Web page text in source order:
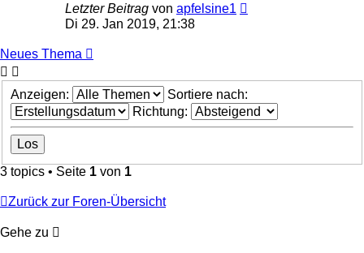
Letzter Beitrag von apfelsine1
Di 29. Jan 2019, 21:38
Neues Thema
Anzeigen:
Sortiere nach:
Richtung:
3 topics • Seite 1 von 1
Zurück zur Foren-Übersicht
Gehe zu